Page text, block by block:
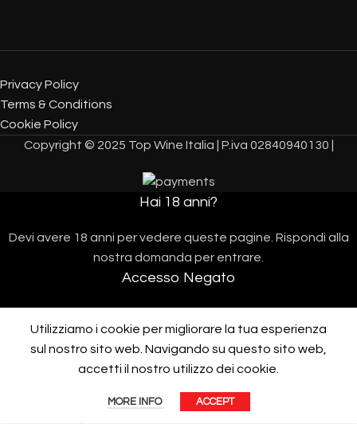
Privacy Policy
Terms & Conditions
Cookie Policy
Copyright © 2025 Top Wine Italia | P.iva 02840940130 |
Utilizziamo i cookie per migliorare la tua esperienza
sul nostro sito web. Navigando su questo sito web,
accetti il ​​nostro utilizzo dei cookie.
MORE INFO ACCEPT
Hai 18 anni?
Devi avere 18 anni per vedere queste pagine. Rispondi alla
nostra domanda per entrare.
Accesso Negato
I AM 18 OR OLDER I AM UNDER 18
Assistenza telefonica 10:00/17:00 al+390312287287